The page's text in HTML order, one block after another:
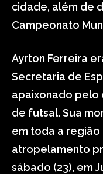
cidade, além de
Campeonato
Ayrton Ferreira
Secretaria de
apaixonado pelo
de futsal. Sua
em toda a região
atropelamento
sábado (23), em